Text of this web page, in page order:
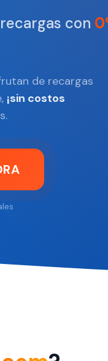
con
de recargas
¡sin costos